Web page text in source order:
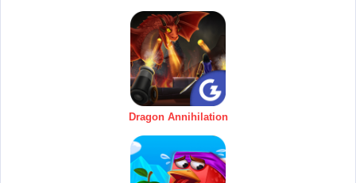
Dragon Annihilation